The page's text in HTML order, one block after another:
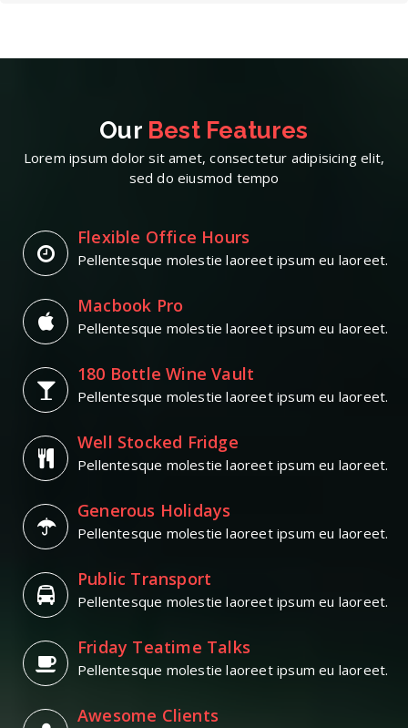
Our Best Features
Lorem ipsum dolor sit amet, consectetur adipisicing elit,
sed do eiusmod tempo
Flexible Office Hours
Pellentesque molestie laoreet ipsum eu laoreet.
Macbook Pro
Pellentesque molestie laoreet ipsum eu laoreet.
180 Bottle Wine Vault
Pellentesque molestie laoreet ipsum eu laoreet.
Well Stocked Fridge
Pellentesque molestie laoreet ipsum eu laoreet.
Generous Holidays
Pellentesque molestie laoreet ipsum eu laoreet.
Public Transport
Pellentesque molestie laoreet ipsum eu laoreet.
Friday Teatime Talks
Pellentesque molestie laoreet ipsum eu laoreet.
Awesome Clients